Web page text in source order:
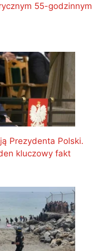
55-godzinnym
Prezydenta Polski.
kluczowy fakt